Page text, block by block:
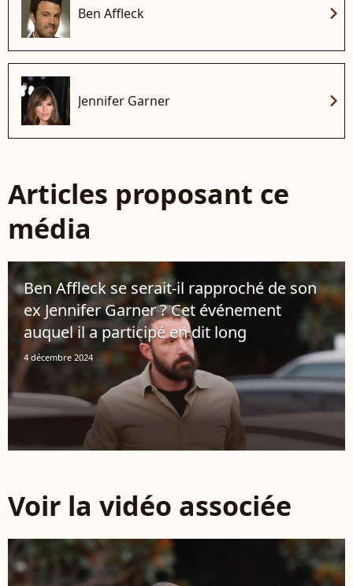
Ben Affleck chevron_right
Jennifer Garner chevron_right
Articles proposant ce
média
Ben Affleck se serait-il rapproché de son
ex Jennifer Garner ? Cet événement
auquel il a participé en dit long
4 décembre 2024
Voir la vidéo associée